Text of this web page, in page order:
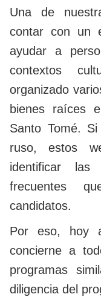
Una de
contar con un
ayudar a
contextos
organizado
bienes raíces
Santo Tomé.
ruso, estos
identificar
frecuentes
candidatos.
Por eso, hoy
concierne a
programas
diligencia del